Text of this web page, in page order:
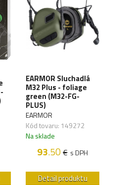
EARMOR Sluchadlá
M32 Plus - foliage
green (M32-FG-
PLUS)
EARMOR
Kód tovaru: 149272
Na sklade
93.50€ s DPH
Detail produktu